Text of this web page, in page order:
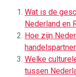
Wat is de
Nederland en
Hoe zijn
Welke
tussen